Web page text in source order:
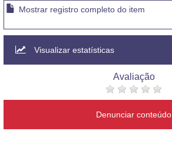
Mostrar registro completo do item
Visualizar estatísticas
Avaliação
Denunciar conteúdo